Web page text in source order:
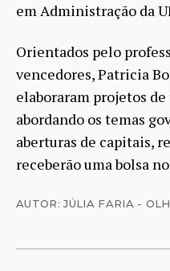
em Administração da
Orientados pelo
vencedores, Patricia
elaboraram projetos
abordando os temas
aberturas de capitais,
receberão uma bolsa
AUTOR: JÚLIA FARIA -